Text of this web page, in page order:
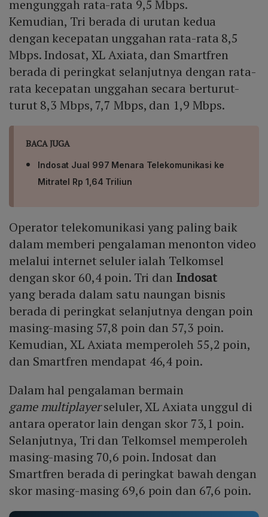
mengunggah rata-rata 9,5 Mbps.
Kemudian, Tri berada di urutan kedua
dengan kecepatan unggahan rata-rata 8,5
Mbps. Indosat, XL Axiata, dan Smartfren
berada di peringkat selanjutnya dengan rata-
rata kecepatan unggahan secara berturut-
turut 8,3 Mbps, 7,7 Mbps, dan 1,9 Mbps.
BACA JUGA
Indosat Jual 997 Menara Telekomunikasi ke
Mitratel Rp 1,64 Triliun
Operator telekomunikasi yang paling baik
dalam memberi pengalaman menonton video
melalui internet seluler ialah Telkomsel
dengan skor 60,4 poin. Tri dan Indosat
yang berada dalam satu naungan bisnis
berada di peringkat selanjutnya dengan poin
masing-masing 57,8 poin dan 57,3 poin.
Kemudian, XL Axiata memperoleh 55,2 poin,
dan Smartfren mendapat 46,4 poin.
Dalam hal pengalaman bermain
game multiplayerseluler, XL Axiata unggul di
antara operator lain dengan skor 73,1 poin.
Selanjutnya, Tri dan Telkomsel memperoleh
masing-masing 70,6 poin. Indosat dan
Smartfren berada di peringkat bawah dengan
skor masing-masing 69,6 poin dan 67,6 poin.